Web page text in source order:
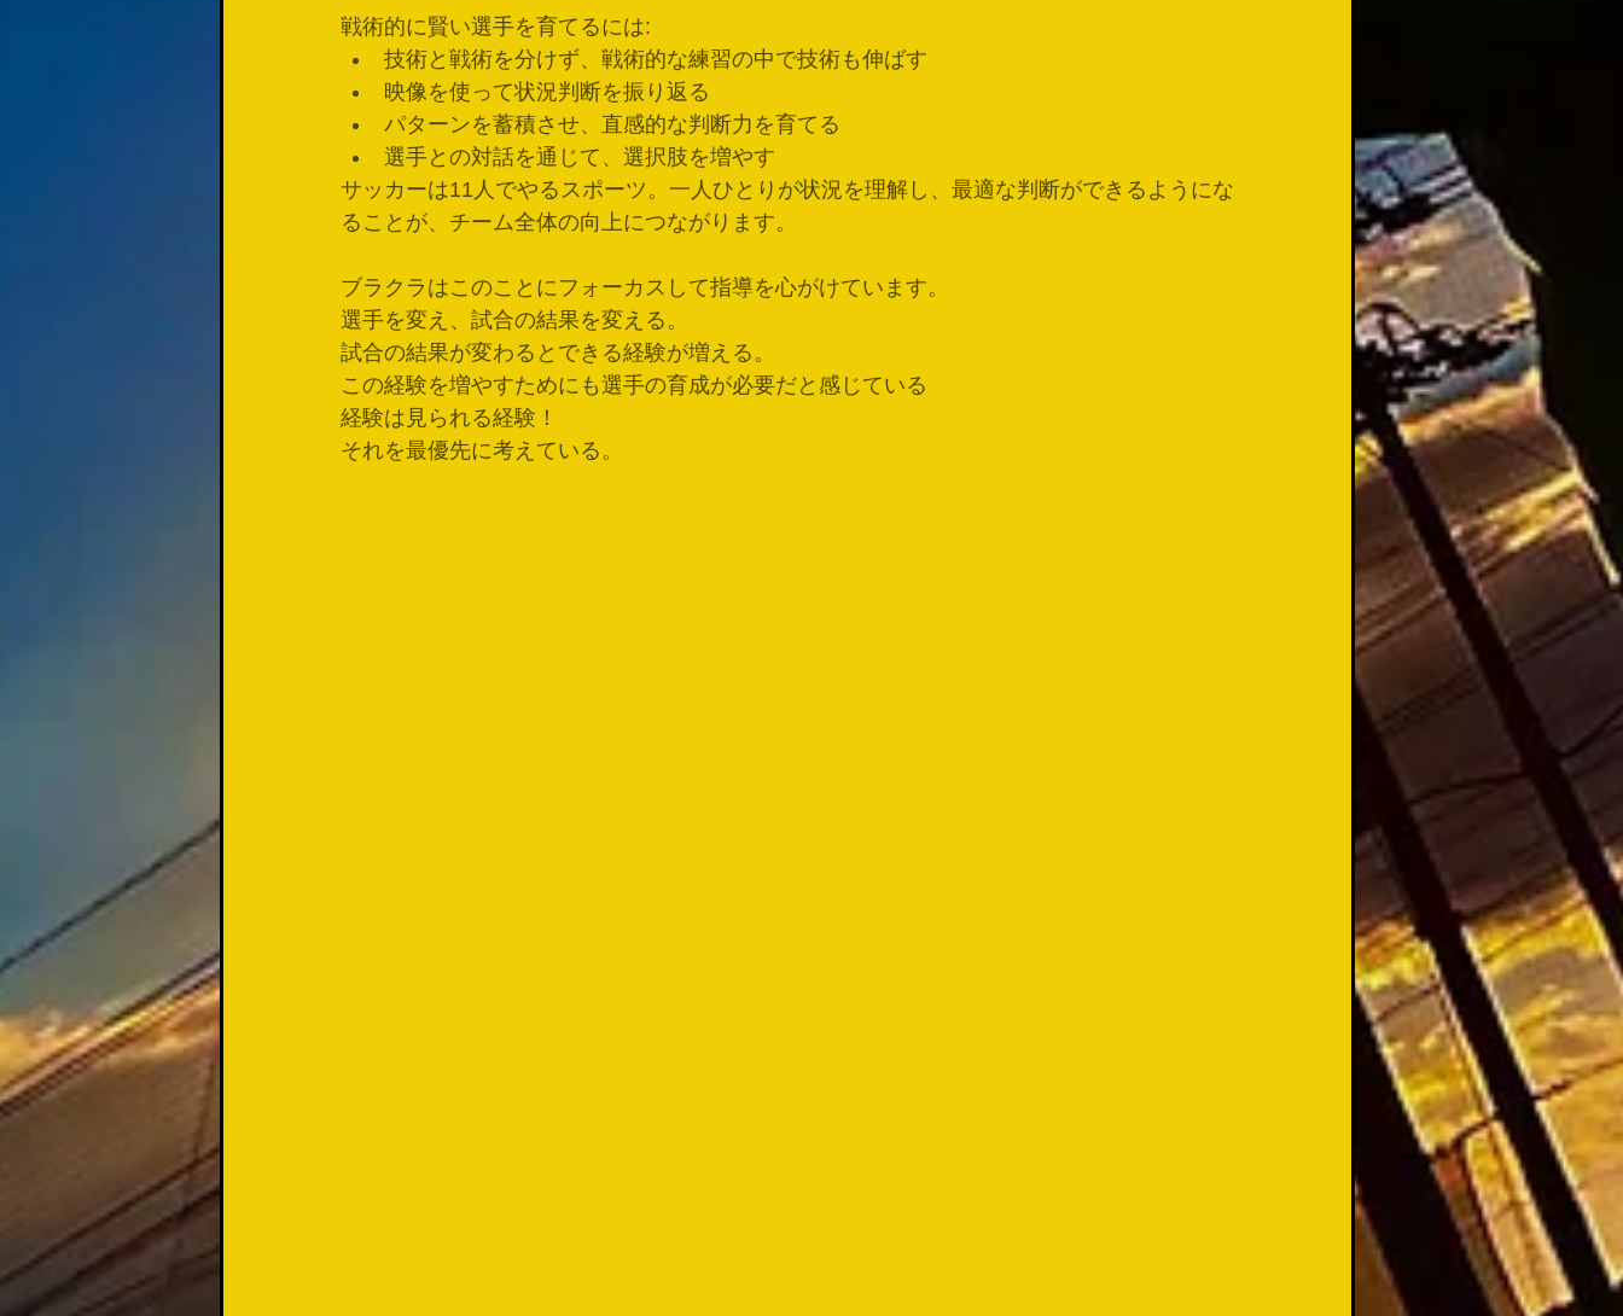
戦術的に賢い選手を育てるには:
技術と戦術を分けず、戦術的な練習の中で技術も伸ばす
映像を使って状況判断を振り返る
パターンを蓄積させ、直感的な判断力を育てる
選手との対話を通じて、選択肢を増やす
サッカーは11人でやるスポーツ。一人ひとりが状況を理解し、最適な判断ができるようにな
ることが、チーム全体の向上につながります。
ブラクラはこのことにフォーカスして指導を心がけています。
選手を変え、試合の結果を変える。
試合の結果が変わるとできる経験が増える。
この経験を増やすためにも選手の育成が必要だと感じている
経験は見られる経験！
それを最優先に考えている。